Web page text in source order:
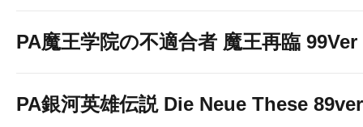
PA魔王学院の不適合者 魔王再臨 99Ver
PA銀河英雄伝説 Die Neue These